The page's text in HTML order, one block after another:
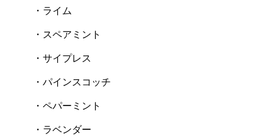
・ライム
・スペアミント
・サイプレス
・パインスコッチ
・ペパーミント
・ラベンダー